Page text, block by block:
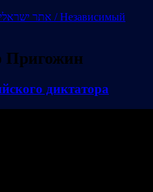
Пригожин
диктатора